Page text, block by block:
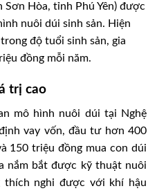
Sơn Hòa, tỉnh Phú Yên) được
nuôi dúi sinh sản. Hiện
độ tuổi sinh sản, gia
đồng mỗi năm.
trị cao
mô hình nuôi dúi tại Nghệ
vay vốn, đầu tư hơn 400
150 triệu đồng mua con dúi
nắm bắt được kỹ thuật nuôi
thích nghi được với khí hậu